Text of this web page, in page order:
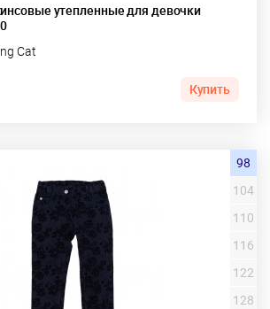
утепленные для девочки
Cat
Купить
98
104
110
116
122
128